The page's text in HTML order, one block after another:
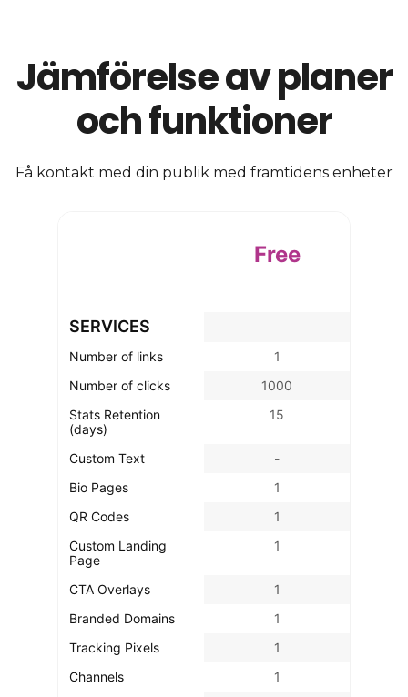
Jämförelse av planer
och funktioner
Få kontakt med din publik med framtidens enheter
SERVICES
Number of links
Number of clicks
Stats Retention
(days)
Custom Text
Bio Pages
QR Codes
Custom Landing
Page
CTA Overlays
Branded Domains
Tracking Pixels
Channels
Free
1
1000
15
-
1
1
1
1
1
1
1